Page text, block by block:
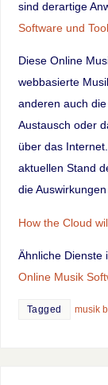
sind derartige
Software und
Diese Online
webbasierte
anderen auch
Austausch oder
über das
aktuellen Stand
die
How the Cloud
Ähnliche Dienste
Online Musik
Tagged musik